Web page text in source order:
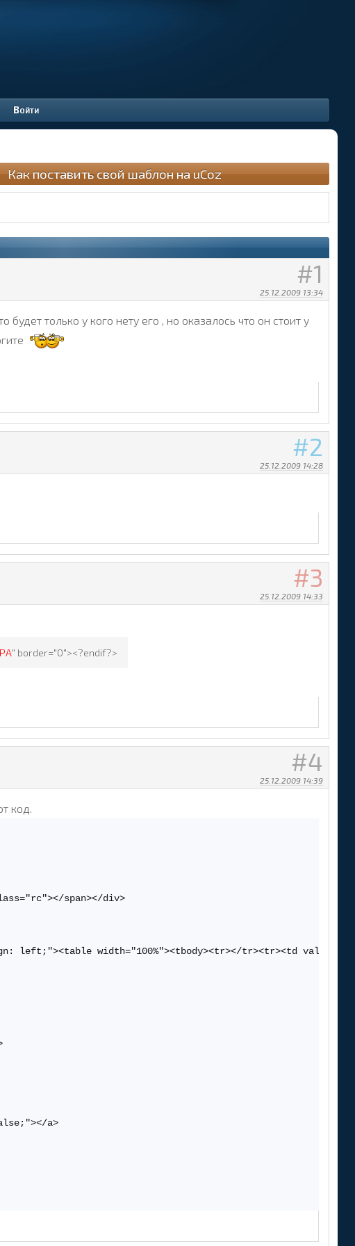
Войти
Как поставить свой шаблон на uCoz
1
25.12.2009 13:34
только у кого нету его , но оказалось что он стоит у
2
25.12.2009 14:28
3
25.12.2009 14:33
" border="0"><?endif?>
4
25.12.2009 14:39
код.
span></div>
width="100%"><tbody><tr></tr><tr><td
a>